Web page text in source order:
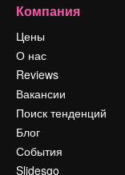
Компания
Цены
О нас
Reviews
Вакансии
Поиск тенденций
Блог
События
Slidesgo